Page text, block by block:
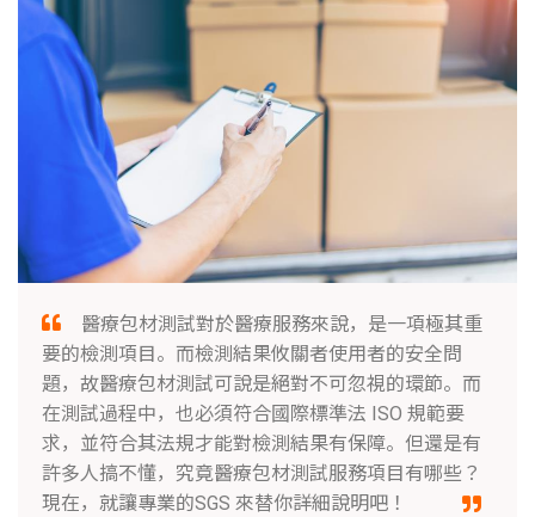
醫療包材測試對於醫療服務來說，是一項極其重
要的檢測項目。而檢測結果攸關者使用者的安全問
題，故醫療包材測試可說是絕對不可忽視的環節。而
在測試過程中，也必須符合國際標準法 ISO 規範要
求，並符合其法規才能對檢測結果有保障。但還是有
許多人搞不懂，究竟醫療包材測試服務項目有哪些？
現在，就讓專業的SGS 來替你詳細說明吧！